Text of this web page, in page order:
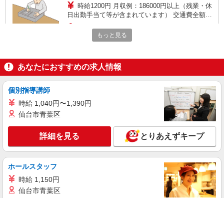
時給1200円 月収例：186000円以上（残業・休
日出勤手当て等が含まれています） 交通費全額支
給
愛知県名古屋市南区 ＊バイク通勤OK
派遣社員
株式会社テクノ・サービス/お仕事No/0895012
時給1350円 月収例：216000円以上（残業・休
給 愛知県名古屋市南区 ＊バイク通勤OK
キープ 詳細を見る
株式会社テクノ・サービス/お仕事No/0904981
もっと見る
あなたにおすすめの求人情報
個別指導講師
時給 1,040円〜1,390円
仙台市青葉区
詳細を見る とりあえずキープ
ホールスタッフ
時給 1,150円
仙台市青葉区